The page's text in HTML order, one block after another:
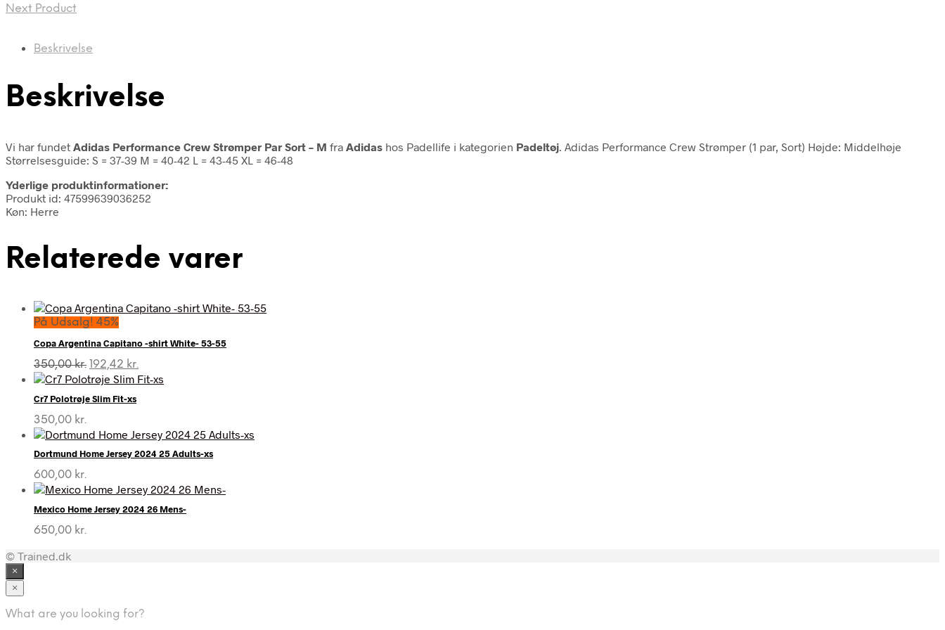
Next Product
Beskrivelse
Beskrivelse
Vi har fundet Adidas Performance Crew Strømper Par Sort – M fra Adidas hos Padellife i kategorien Padeltøj . Adidas Performance Crew Strømper (1 par, Sort) Højde: Middelhøje
Størrelsesguide: S = 37-39 M = 40-42 L = 43-45 XL = 46-48
Yderlige produktinformationer:
Produkt id: 47599639036252
Køn: Herre
Relaterede varer
På Udsalg! 45%
Copa Argentina Capitano -shirt White- 53-55
350,00kr. Den
oprindelige
var:
192,42 kr.
aktuelle
Cr7 Polotrøje Slim Fit-xs
350,00 kr.
Dortmund Home Jersey 2024 25 Adults-xs
600,00 kr.
Mexico Home Jersey 2024 26 Mens-
650,00 kr.
© Trained.dk
×
×
What are you looking for?